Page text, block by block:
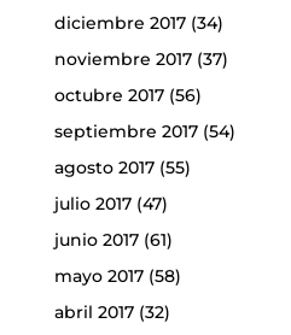
diciembre 2017(34)
noviembre 2017(37)
octubre 2017(56)
septiembre 2017(54)
agosto 2017(55)
julio 2017(47)
junio 2017(61)
mayo 2017(58)
abril 2017(32)